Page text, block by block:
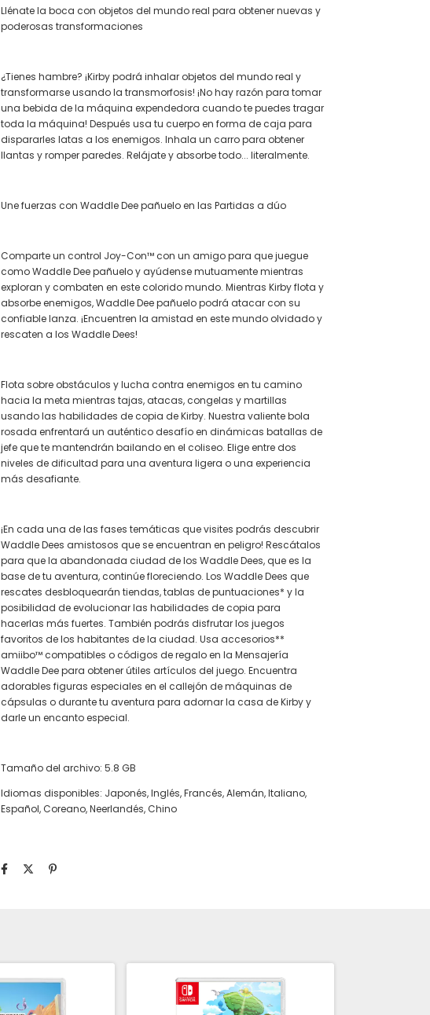
Llénate la boca con objetos del mundo real para obtener nuevas y
poderosas transformaciones
¿Tienes hambre? ¡Kirby podrá inhalar objetos del mundo real y
transformarse usando la transmorfosis! ¡No hay razón para tomar
una bebida de la máquina expendedora cuando te puedes tragar
toda la máquina! Después usa tu cuerpo en forma de caja para
dispararles latas a los enemigos. Inhala un carro para obtener
llantas y romper paredes. Relájate y absorbe todo... literalmente.
Une fuerzas con Waddle Dee pañuelo en las Partidas a dúo
Comparte un control Joy-Con™ con un amigo para que juegue
como Waddle Dee pañuelo y ayúdense mutuamente mientras
exploran y combaten en este colorido mundo. Mientras Kirby flota y
absorbe enemigos, Waddle Dee pañuelo podrá atacar con su
confiable lanza. ¡Encuentren la amistad en este mundo olvidado y
rescaten a los Waddle Dees!
Flota sobre obstáculos y lucha contra enemigos en tu camino
hacia la meta mientras tajas, atacas, congelas y martillas
usando las habilidades de copia de Kirby. Nuestra valiente bola
rosada enfrentará un auténtico desafío en dinámicas batallas de
jefe que te mantendrán bailando en el coliseo. Elige entre dos
niveles de dificultad para una aventura ligera o una experiencia
más desafiante.
¡En cada una de las fases temáticas que visites podrás descubrir
Waddle Dees amistosos que se encuentran en peligro! Rescátalos
para que la abandonada ciudad de los Waddle Dees, que es la
base de tu aventura, continúe floreciendo. Los Waddle Dees que
rescates desbloquearán tiendas, tablas de puntuaciones* y la
posibilidad de evolucionar las habilidades de copia para
hacerlas más fuertes. También podrás disfrutar los juegos
favoritos de los habitantes de la ciudad. Usa accesorios**
amiibo™ compatibles o códigos de regalo en la Mensajería
Waddle Dee para obtener útiles artículos del juego. Encuentra
adorables figuras especiales en el callejón de máquinas de
cápsulas o durante tu aventura para adornar la casa de Kirby y
darle un encanto especial.
Tamaño del archivo: 5.8 GB
Idiomas disponibles: Japonés, Inglés, Francés, Alemán, Italiano,
Español, Coreano, Neerlandés, Chino